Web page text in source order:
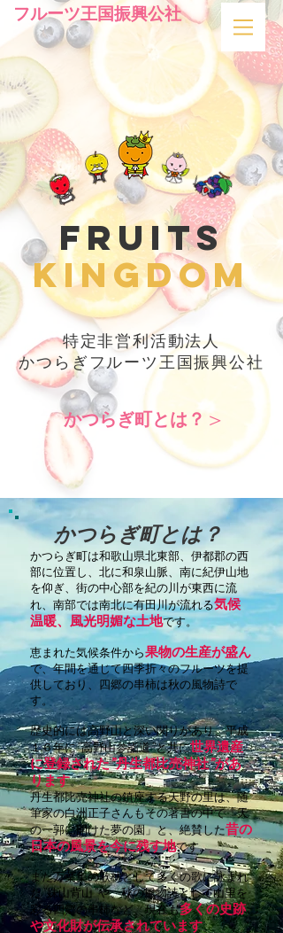
フルーツ王国振興公社
Fruits
kingdom
特定非営利活動法人
かつらぎフルーツ王国振興公社
かつらぎ町とは？ >
かつらぎ町とは？
かつらぎ町は和歌山県北東部、伊都郡の西
部に位置し、北に和泉山脈、南に紀伊山地
を仰ぎ、街の中心部を紀の川が東西に流
れ、南部では南北に有田川が流れる気候
温暖、風光明媚な土地です。
恵まれた気候条件から果物の生産が盛ん
で、年間を通じて四季折々のフルーツを提
供しており、四郷の串柿は秋の風物詩で
す。
歴史的には高野山と深い関りがあり、平成
１６年に”高野山参詣道”と共に世界遺産
に登録された”丹生都比売神社”があ
ります。
丹生都比売神社の鎮座する天野の里は、随
筆家の白洲正子さんもその著書の中で「天
の一郭に開けた夢の園」と、絶賛した昔の
日本の風景を今に残す地です。
また万葉集の歌枕として多くの歌に詠まれ
た”妹山背山”や、秋の風物詩として山里を
彩る四郷の串柿など、現在も多くの史跡
や文化財が伝承されています。